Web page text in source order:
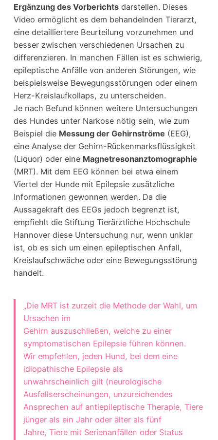
Ergänzung des Vorberichts darstellen. Dieses
Video ermöglicht es dem behandelnden Tierarzt,
eine detailliertere Beurteilung vorzunehmen und
besser zwischen verschiedenen Ursachen zu
differenzieren. In manchen Fällen ist es schwierig,
epileptische Anfälle von anderen Störungen, wie
beispielsweise Bewegungsstörungen oder einem
Herz-Kreislaufkollaps, zu unterscheiden.
Je nach Befund können weitere Untersuchungen
des Hundes unter Narkose nötig sein, wie zum
Beispiel die Messung der Gehirnströme (EEG),
eine Analyse der Gehirn-Rückenmarksflüssigkeit
(Liquor) oder eine Magnetresonanztomographie
(MRT). Mit dem EEG können bei etwa einem
Viertel der Hunde mit Epilepsie zusätzliche
Informationen gewonnen werden. Da die
Aussagekraft des EEGs jedoch begrenzt ist,
empfiehlt die Stiftung Tierärztliche Hochschule
Hannover diese Untersuchung nur, wenn unklar
ist, ob es sich um einen epileptischen Anfall,
Kreislaufschwäche oder eine Bewegungsstörung
handelt.
„Die MRT ist zurzeit die Methode der Wahl, um
Ursachen im
Gehirn auszuschließen, welche zu einer
symptomatischen Epilepsie führen können.
Wir empfehlen, jeden Hund, bei dem eine
idiopathische Epilepsie als
unwahrscheinlich gilt (neurologische
Ausfallserscheinungen, unzureichendes
Ansprechen auf antiepileptische Therapie, Tiere
jünger als ein Jahr oder älter als fünf
Jahre, Tiere mit Serienanfällen oder Status